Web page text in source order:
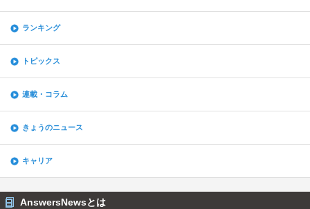
ランキング
トピックス
連載・コラム
きょうのニュース
キャリア
AnswersNewsとは